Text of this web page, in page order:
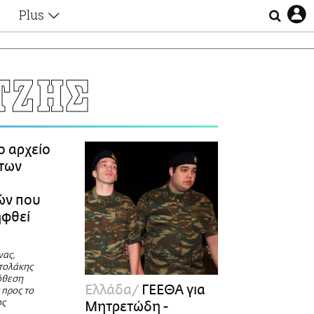
Plus
Αφιερώματα
Ζώδια
Οι Αθηναίοι
Απώλειες
Επιλογές
αρχείο
που
το
Ελλάδα ΓΕΕΘΑ για
Μητρετώδη -